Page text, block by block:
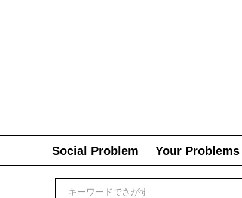
Social Problem Your Problems